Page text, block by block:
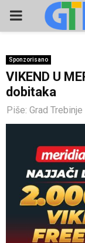
PRIMARY
Sponzorisano
VIKEND U
dobitaka
Piše: Grad Trebinje